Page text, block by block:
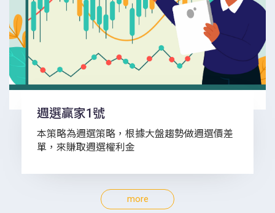
週選贏家1號
本策略為週選策略，根據大盤趨勢做週選價差
單，來賺取週選權利金
more